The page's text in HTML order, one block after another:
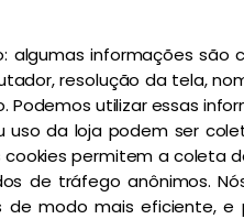
algumas informações
resolução da tela,
utilizar essas
uso da loja podem ser
permitem a coleta
de tráfego anônimos.
modo mais eficiente,